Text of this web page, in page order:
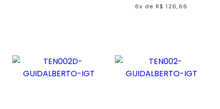
6x de R$ 126,66